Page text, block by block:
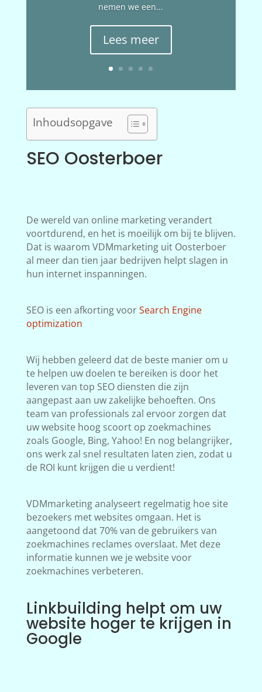
nemen we een...
Lees meer
Inhoudsopgave
SEO Oosterboer
De wereld van online marketing verandert
voortdurend, en het is moeilijk om bij te blijven.
Dat is waarom VDMmarketing uit Oosterboer
al meer dan tien jaar bedrijven helpt slagen in
hun internet inspanningen.
SEO is een afkorting voorSearch Engine
optimization
Wij hebben geleerd dat de beste manier om u
te helpen uw doelen te bereiken is door het
leveren van top SEO diensten die zijn
aangepast aan uw zakelijke behoeften. Ons
team van professionals zal ervoor zorgen dat
uw website hoog scoort op zoekmachines
zoals Google, Bing, Yahoo! En nog belangrijker,
ons werk zal snel resultaten laten zien, zodat u
de ROI kunt krijgen die u verdient!
VDMmarketing analyseert regelmatig hoe site
bezoekers met websites omgaan. Het is
aangetoond dat 70% van de gebruikers van
zoekmachines reclames overslaat. Met deze
informatie kunnen we je website voor
zoekmachines verbeteren.
Linkbuilding helpt om uw
website hoger te krijgen in
Google